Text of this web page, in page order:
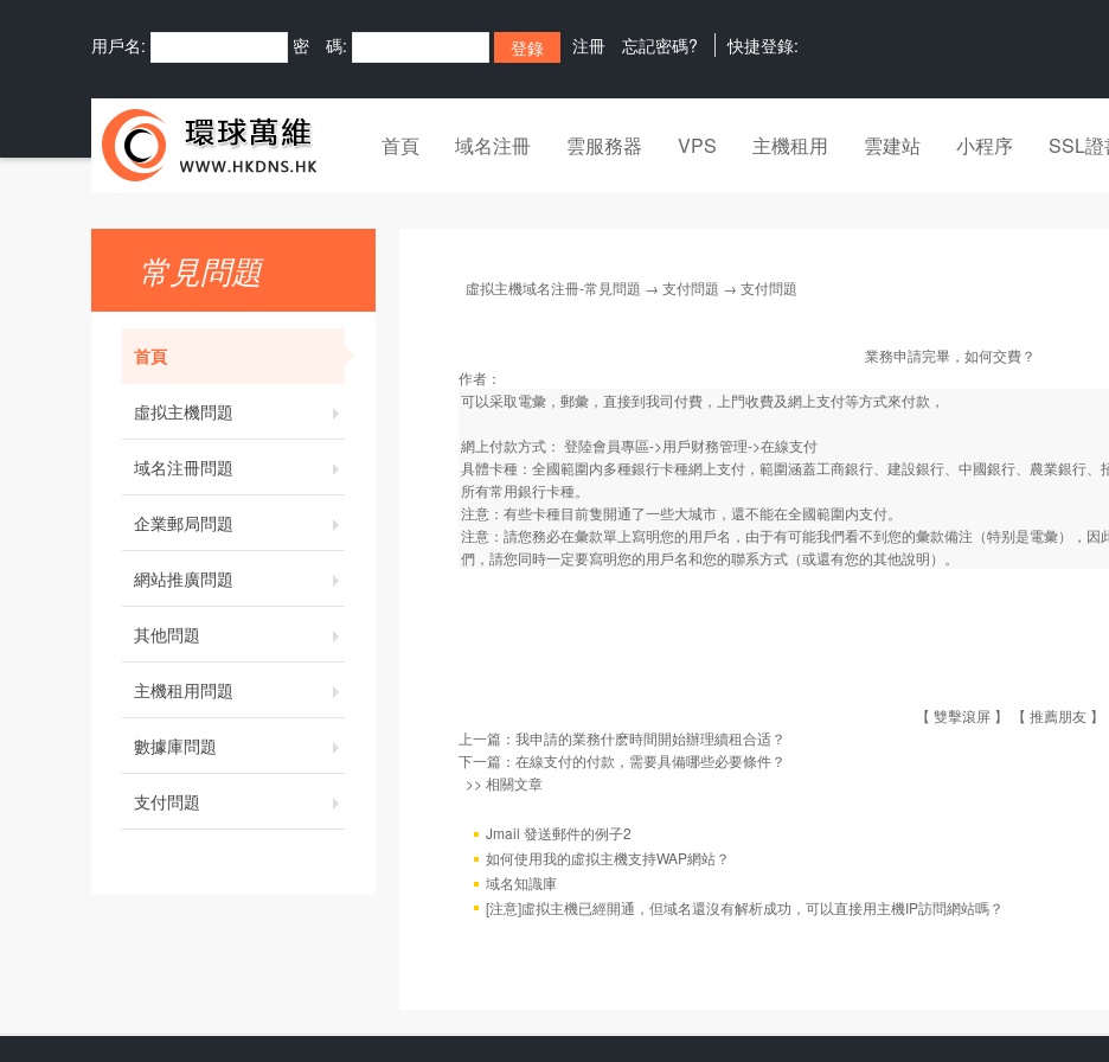
用戶名: 密 碼: 注冊 忘記密碼? 快捷登錄:
首頁 域名注冊 雲服務器 VPS 主機租用 雲建站 小程序 SSL
常見問題
首頁
虛拟主機問題
域名注冊問題
企業郵局問題
網站推廣問題
其他問題
主機租用問題
數據庫問題
支付問題
虛拟主機域名注冊-常見問題 → 支付問題 → 支付問題
業務申請完畢，如何交費？
作者：
可以采取電彙，郵彙，直接到我司付費，上門收費及網上支付等方式來付款，
網上付款方式： 登陸會員專區->用戶财務管理->在線支付
具體卡種：全國範圍内多種銀行卡種網上支付，範圍涵蓋工商銀行、建設銀行、中國銀行、農業銀行
所有常用銀行卡種。
注意：有些卡種目前隻開通了一些大城市，還不能在全國範圍内支付。
注意：請您務必在彙款單上寫明您的用戶名，由于有可能我們看不到您的彙款備注（特别是電彙），
們，請您同時一定要寫明您的用戶名和您的聯系方式（或還有您的其他說明）。
【 雙擊滾屏 】 【 推薦朋友 】
上一篇： 我申請的業務什麽時間開始辦理續租合适？
下一篇： 在線支付的付款，需要具備哪些必要條件？
>> 相關文章
Jmail 發送郵件的例子2
如何使用我的虛拟主機支持WAP網站？
域名知識庫
[注意]虛拟主機已經開通，但域名還沒有解析成功，可以直接用主機IP訪問網站嗎？